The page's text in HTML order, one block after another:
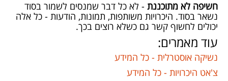
חשיפה לא מתוכננת - לא כל דבר שמנסים לשמור בסוד
נשאר בסוד. היכרויות משותפות, תמונות, הודעות - כל אלה
יכולים לחשוף קשר גם כשלא רוצים בכך.
עוד מאמרים:
נשיקה אוסטרלית - כל המידע
צ'אט היכרויות - כל המידע